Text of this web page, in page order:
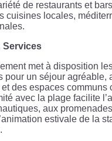
de restaurants et
cuisines locales,
Services
met à disposition
pour un séjour agréable,
des espaces communs
avec la plage facilite
aux
estivale de la